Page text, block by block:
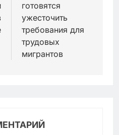
готовятся
ужесточить
требования для
трудовых
мигрантов